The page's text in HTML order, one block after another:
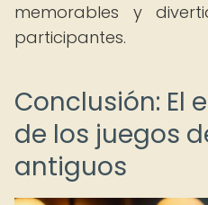
memorables y
participantes.
Conclusión: El
de los juegos
antiguos